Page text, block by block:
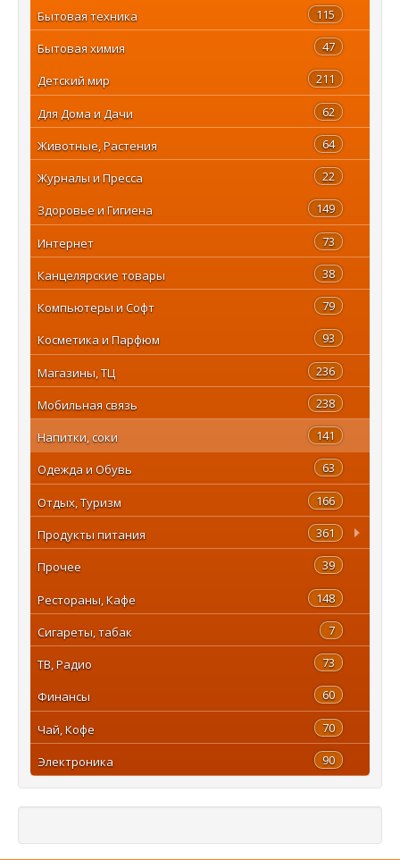
115
Бытовая техника
47
Бытовая химия
211
Детский мир
62
Для Дома и Дачи
64
Животные, Растения
22
Журналы и Пресса
149
Здоровье и Гигиена
73
Интернет
38
Канцелярские товары
79
Компьютеры и Софт
93
Косметика и Парфюм
236
Магазины, ТЦ
238
Мобильная связь
141
Напитки, соки
63
Одежда и Обувь
166
Отдых, Туризм
361
Продукты питания
39
Прочее
148
Рестораны, Кафе
7
Сигареты, табак
73
ТВ, Радио
60
Финансы
70
Чай, Кофе
90
Электроника